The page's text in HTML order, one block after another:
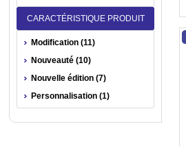
CARACTÉRISTIQUE PRODUIT
Modification (11)
Nouveauté (10)
Nouvelle édition (7)
Personnalisation (1)